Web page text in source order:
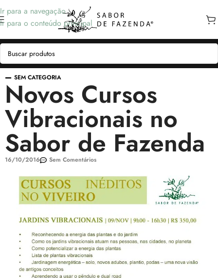
Ir para a navegação
Ir para o conteúdo principal
SEM CATEGORIA
Novos Cursos
Vibracionais no
Sabor de Fazenda
16/10/2016 Sem Comentários